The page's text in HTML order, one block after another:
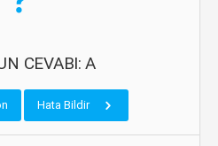
CEVABI: A
Hata Bildir